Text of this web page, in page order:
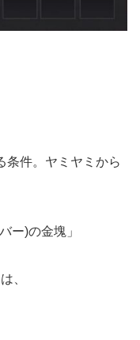
条件。ヤミヤミから
ー)の金塊」
、